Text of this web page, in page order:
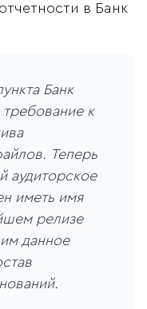
в Банк
Банк
к
Теперь
аудиторское
иметь имя
релизе
данное